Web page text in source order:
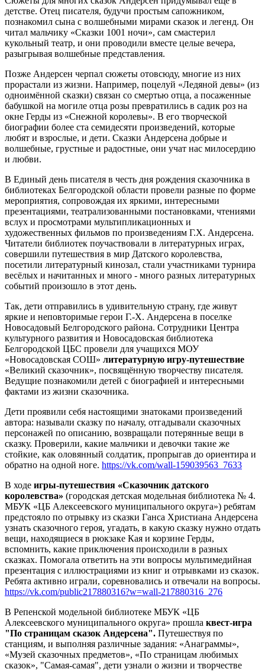
детстве. Отец писателя, будучи простым сапожником,
познакомил сына с волшебными мирами сказок и легенд. Он
читал мальчику «Сказки 1001 ночи», сам смастерил
кукольный театр, и они проводили вместе целые вечера,
разыгрывая волшебные представления.
Позже Андерсен черпал сюжеты отовсюду, многие из них
прорастали из жизни. Например, поцелуй «Ледяной девы» (из
одноимённой сказки) связан со смертью отца, а посаженные
бабушкой на могиле отца розы превратились в садик роз на
окне Герды из «Снежной королевы». В его творческой
биографии более ста семидесяти произведений, которые
любят и взрослые, и дети. Cказки Андерсена добрые и
волшебные, грустные и радостные, они учат нас милосердию
и любви.
В Единый день писателя в честь дня рождения сказочника в
библиотеках Белгородской области провели разные по форме
мероприятия, сопровождая их яркими, интересными
презентациями, театрализованными постановками, чтениями
вслух и просмотрами мультипликационных и
художественных фильмов по произведениям Г.Х. Андерсена.
Читатели библиотек поучаствовали в литературных играх,
совершили путешествия в мир Датского королевства,
посетили литературный кинозал, стали участниками турнира
весёлых и начитанных и много - много разных литературных
событий произошло в этот день.
Так, дети отправились в удивительную страну, где живут
яркие и неповторимые герои Г.-Х. Андерсена в поселке
Новосадовый Белгородского района. Сотрудники Центра
культурного развития и Новосадовская библиотека
Белгородской ЦБС провели для учащихся МОУ
«Новосадовская СОШ» литературную игру-путешествие
«Великий сказочник», посвящённую творчеству писателя.
Ведущие познакомили детей с биографией и интересными
фактами из жизни сказочника.
Дети проявили себя настоящими знатоками произведений
автора: называли сказку по началу, отгадывали сказочных
персонажей по описанию, возвращали потерянные вещи в
сказку. Проверили, какие мальчики и девочки такие же
стойкие, как оловянный солдатик, пропрыгав до ориентира и
обратно на одной ноге. https://vk.com/wall-159039563_7633
В ходе игры-путешествия «Сказочник датского
королевства» (городская детская модельная библиотека № 4.
МБУК «ЦБ Алексеевского муниципального округа») ребятам
предстояло по отрывку из сказки Ганса Христиана Андерсена
узнать сказочного героя, угадать, в какую сказку нужно отдать
вещи, находящиеся в рюкзаке Кая и корзине Герды,
вспомнить, какие приключения происходили в разных
сказках. Помогала ответить на эти вопросы мультимедийная
презентация с иллюстрациями из книг и отрывками из сказок.
Ребята активно играли, соревновались и отвечали на вопросы.
https://vk.com/public217880316?w=wall-217880316_276
В Репенской модельной библиотеке МБУК «ЦБ
Алексеевского муниципального округа» прошла квест-игра
"По страницам сказок Андерсена". Путешествуя по
станциям, и выполняя различные задания: «Анаграммы»,
«Музей сказочных предметов», «По страницам любимых
сказок», "Самая-самая", дети узнали о жизни и творчестве